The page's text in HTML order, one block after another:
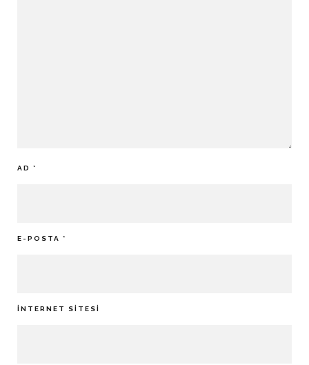
AD *
E-POSTA *
İNTERNET SITESI